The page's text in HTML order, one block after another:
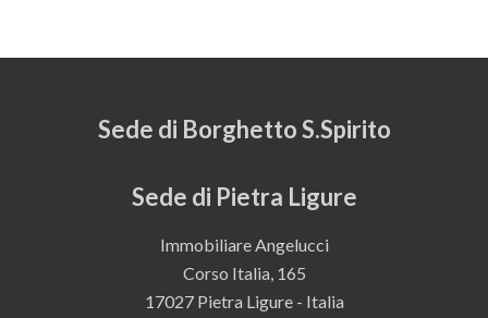
Sede di Borghetto S.Spirito
Sede di Pietra Ligure
Immobiliare Angelucci
Corso Italia, 165
17027 Pietra Ligure - Italia